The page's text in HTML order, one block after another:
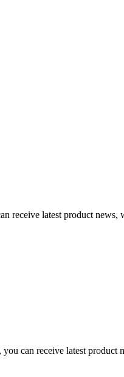
receive latest product news,
can receive latest product